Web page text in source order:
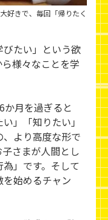
好きで、毎回「帰りたく
たい」という欲
様々なことを学
月を過ぎると
」「知りたい」
、より高度な形で
さまが人間とし
」です。そして
始めるチャン